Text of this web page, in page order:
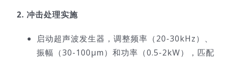
2. 冲击处理实施
启动超声波发生器，调整频率（20-30kHz）、
振幅（30-100μm）和功率（0.5-2kW），匹配